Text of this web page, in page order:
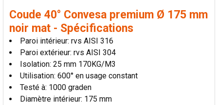
Coude 40° Convesa premium Ø 175 mm
noir mat - Spécifications
Paroi intérieur: rvs AISI 316
Paroi extérieur: rvs AISI 304
Isolation: 25 mm 170KG/M3
Utilisation: 600° en usage constant
Testé à: 1000 graden
Diamètre intérieur: 175 mm